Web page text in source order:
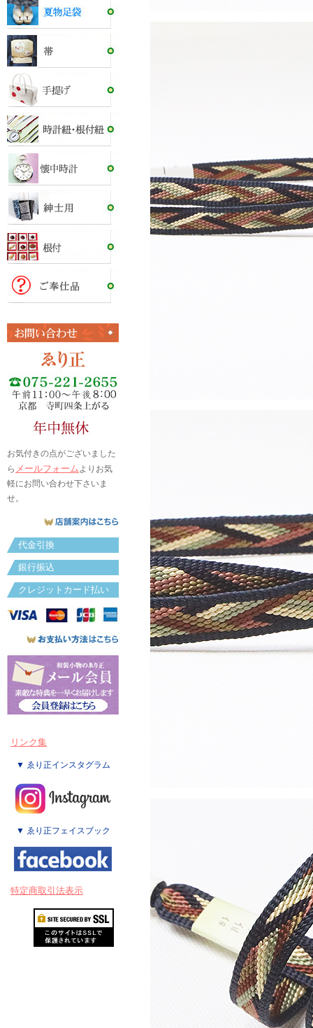
お気付きの点がございました
ら メールフォームよりお気
軽にお問い合わせ下さいま
せ。
代金引換
銀行振込
クレジットカード払い
リンク集
▼ ゑり正インスタグラム
▼ ゑり正フェイスブック
特定商取引法表示